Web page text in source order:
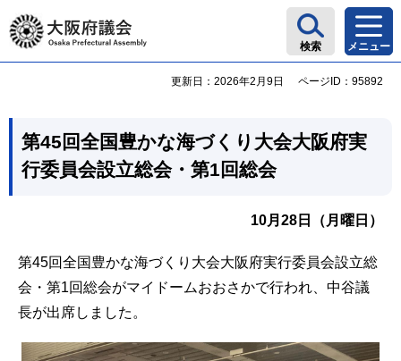
大阪府議会
検索 メニュー
更新日：2026年2月9日 ページID：95892
第45回全国豊かな海づくり大会大阪府実
行委員会設立総会・第1回総会
10月28日（月曜日）
第45回全国豊かな海づくり大会大阪府実行委員会設立総
会・第1回総会がマイドームおおさかで行われ、中谷議
長が出席しました。